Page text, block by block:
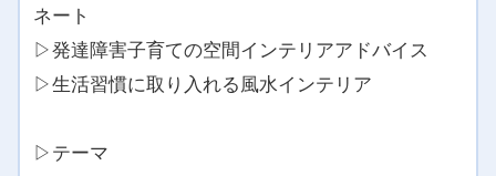
ネート
▷発達障害子育ての空間インテリアアドバイス
▷生活習慣に取り入れる風水インテリア
▷テーマ